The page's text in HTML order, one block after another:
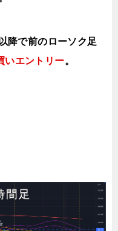
降で前のローソク足
いエントリー。